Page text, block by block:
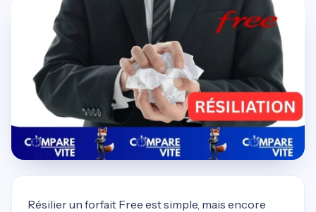
Résilier un forfait Free est simple, mais encore